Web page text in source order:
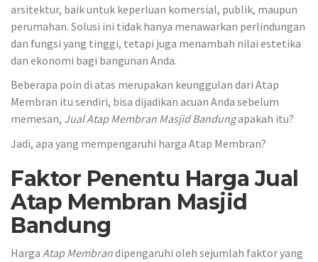
arsitektur, baik untuk keperluan komersial, publik, maupun
perumahan. Solusi ini tidak hanya menawarkan perlindungan
dan fungsi yang tinggi, tetapi juga menambah nilai estetika
dan ekonomi bagi bangunan Anda.
Beberapa poin di atas merupakan keunggulan dari Atap
Membran itu sendiri, bisa dijadikan acuan Anda sebelum
memesan, Jual Atap Membran Masjid Bandungapakah itu?
Jadi, apa yang mempengaruhi harga Atap Membran?
Faktor Penentu Harga Jual
Atap Membran Masjid
Bandung
Harga Atap Membrandipengaruhi oleh sejumlah faktor yang